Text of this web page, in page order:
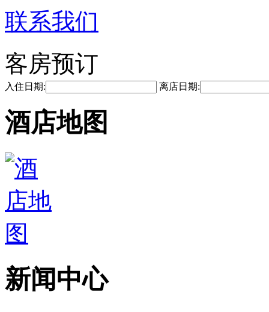
联系我们
客房预订
入住日期: 离店日期:
酒店地图
新闻中心